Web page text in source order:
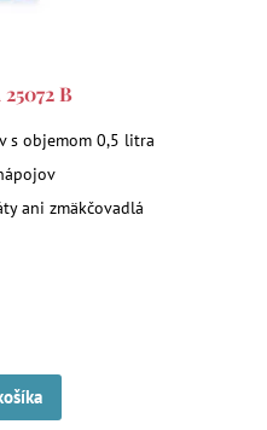
B
s objemom 0,5 litra
ani zmäkčovadlá